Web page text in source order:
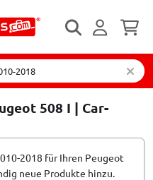
2018
508 I | Car-
2018 für Ihren Peugeot
neue Produkte hinzu.